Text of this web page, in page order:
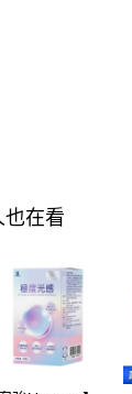
也在看